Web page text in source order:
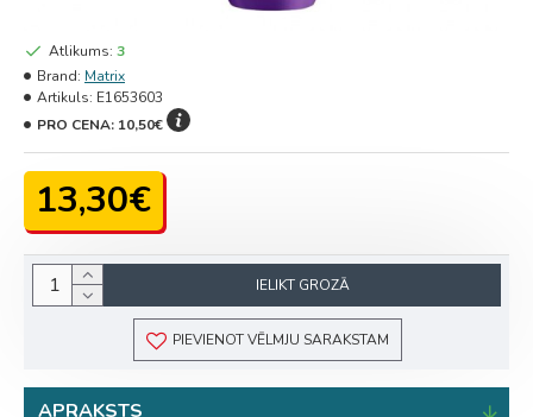
13,30€
Atlikums: 3
Brand: Matrix
Artikuls: E1653603
PRO CENA: 10,50€
IELIKT GROZĀ
PIEVIENOT VĒLMJU SARAKSTAM
APRAKSTS